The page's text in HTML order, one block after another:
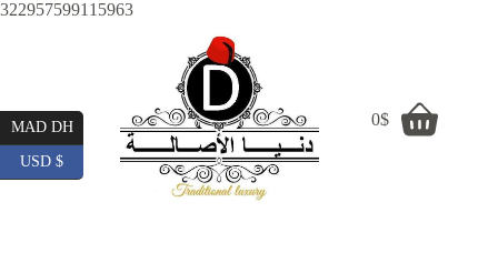
322957599115963Skip
Shopping
0$
MAD DH
USD $